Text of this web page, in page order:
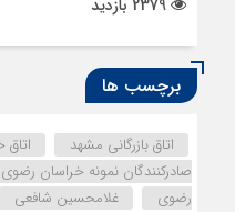
برچسب ها
اتاق بازرگانی مشهد
صادرکنندگان نمونه خراسان رضوی
رضوی
غلامحسین شافعی